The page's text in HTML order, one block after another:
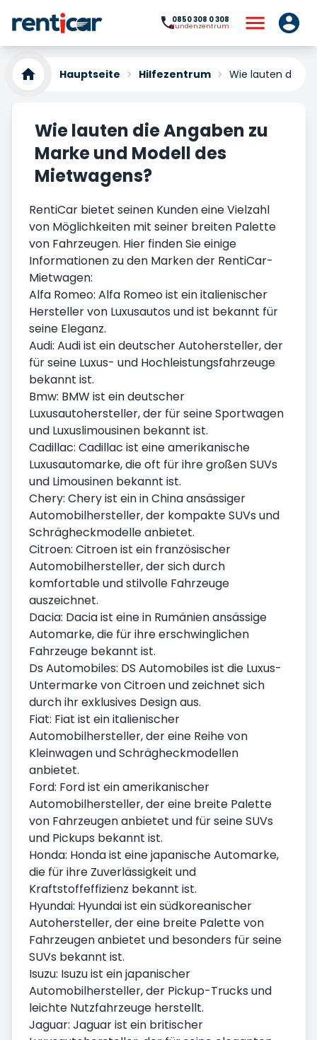
0850 308 0 308
Kundenzentrum
Hauptseite Hilfezentrum Wie lauten die
Wie lauten die Angaben zu
Marke und Modell des
Mietwagens?
RentiCar bietet seinen Kunden eine Vielzahl
von Möglichkeiten mit seiner breiten Palette
von Fahrzeugen. Hier finden Sie einige
Informationen zu den Marken der RentiCar-
Mietwagen:
Alfa Romeo: Alfa Romeo ist ein italienischer
Hersteller von Luxusautos und ist bekannt für
seine Eleganz.
Audi: Audi ist ein deutscher Autohersteller, der
für seine Luxus- und Hochleistungsfahrzeuge
bekannt ist.
Bmw: BMW ist ein deutscher
Luxusautohersteller, der für seine Sportwagen
und Luxuslimousinen bekannt ist.
Cadillac: Cadillac ist eine amerikanische
Luxusautomarke, die oft für ihre großen SUVs
und Limousinen bekannt ist.
Chery: Chery ist ein in China ansässiger
Automobilhersteller, der kompakte SUVs und
Schrägheckmodelle anbietet.
Citroen: Citroen ist ein französischer
Automobilhersteller, der sich durch
komfortable und stilvolle Fahrzeuge
auszeichnet.
Dacia: Dacia ist eine in Rumänien ansässige
Automarke, die für ihre erschwinglichen
Fahrzeuge bekannt ist.
Ds Automobiles: DS Automobiles ist die Luxus-
Untermarke von Citroen und zeichnet sich
durch ihr exklusives Design aus.
Fiat: Fiat ist ein italienischer
Automobilhersteller, der eine Reihe von
Kleinwagen und Schrägheckmodellen
anbietet.
Ford: Ford ist ein amerikanischer
Automobilhersteller, der eine breite Palette
von Fahrzeugen anbietet und für seine SUVs
und Pickups bekannt ist.
Honda: Honda ist eine japanische Automarke,
die für ihre Zuverlässigkeit und
Kraftstoffeffizienz bekannt ist.
Hyundai: Hyundai ist ein südkoreanischer
Autohersteller, der eine breite Palette von
Fahrzeugen anbietet und besonders für seine
SUVs bekannt ist.
Isuzu: Isuzu ist ein japanischer
Automobilhersteller, der Pickup-Trucks und
leichte Nutzfahrzeuge herstellt.
Jaguar: Jaguar ist ein britischer